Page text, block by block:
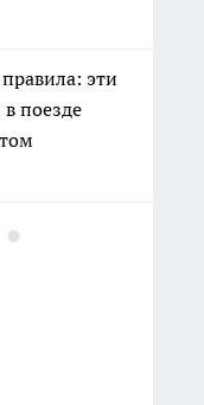
эти
поезде
на Урале